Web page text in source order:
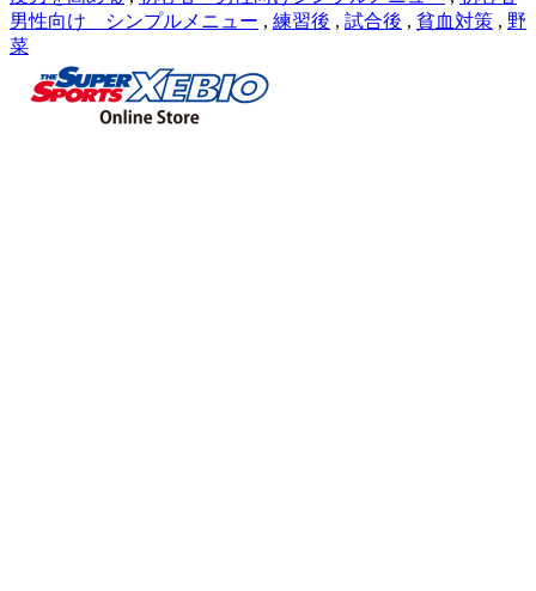
男性向け シンプルメニュー , 練習後 , 試合後 , 貧血対策 , 野
菜